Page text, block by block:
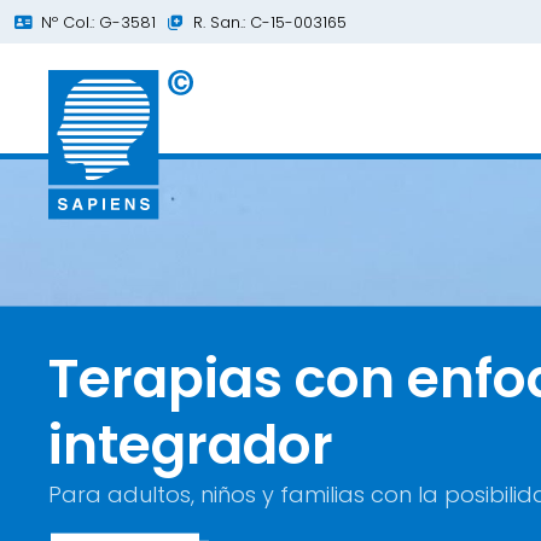
Nº Col.: G-3581 R. San.: C-15-003165
Terapias con
integrador
Para adultos, niños y familias con la
Centro de
juvenil en Narón
Tratamos todo tipo de dificultades de
Expertos en
Terapia eficaz para resolver problemas
¡Pruébela!